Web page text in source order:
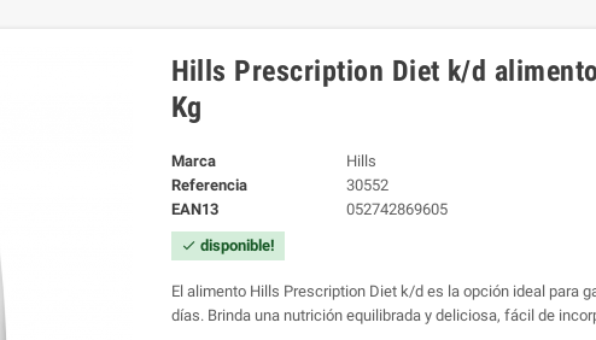
Hills Prescription Diet k/d
Kg
Marca
Hills
Referencia
30552
EAN13
052742869605
check disponible!
El alimento Hills Prescription Diet k/d es la opción ideal para
días. Brinda una nutrición equilibrada y deliciosa, fácil de